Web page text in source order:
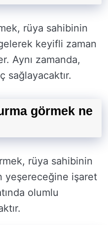
rüya sahibinin
keyifli zaman
Aynı zamanda,
sağlayacaktır.
görmek ne
rüya sahibinin
yeşereceğine işaret
olumlu